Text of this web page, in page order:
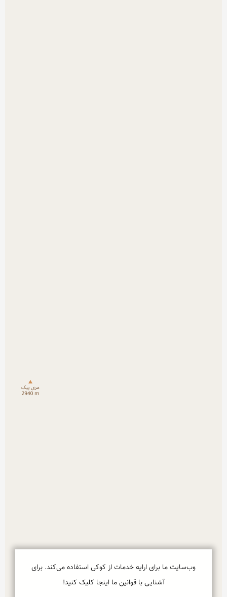
وب‌سایت ما برای ارایه خدمات از کوکی استفاده می‌کند. برای
آشنایی با قوانین ما اینجا کلیک کنید!